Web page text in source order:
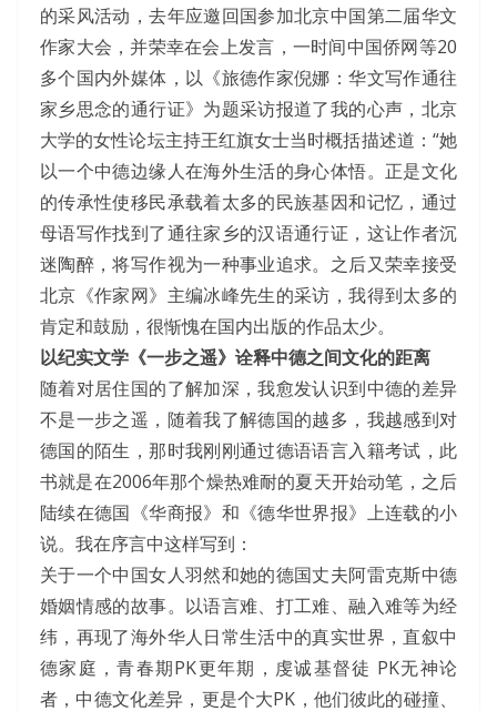
的采风活动，去年应邀回国参加北京中国第二届华文
作家大会，并荣幸在会上发言，一时间中国侨网等20
多个国内外媒体，以《旅德作家倪娜：华文写作通往
家乡思念的通行证》为题采访报道了我的心声，北京
大学的女性论坛主持王红旗女士当时概括描述道：“她
以一个中德边缘人在海外生活的身心体悟。正是文化
的传承性使移民承载着太多的民族基因和记忆，通过
母语写作找到了通往家乡的汉语通行证，这让作者沉
迷陶醉，将写作视为一种事业追求。之后又荣幸接受
北京《作家网》主编冰峰先生的采访，我得到太多的
肯定和鼓励，很惭愧在国内出版的作品太少。
以纪实文学《一步之遥》诠释中德之间文化的距离
随着对居住国的了解加深，我愈发认识到中德的差异
不是一步之遥，随着我了解德国的越多，我越感到对
德国的陌生，那时我刚刚通过德语语言入籍考试，此
书就是在2006年那个燥热难耐的夏天开始动笔，之后
陆续在德国《华商报》和《德华世界报》上连载的小
说。我在序言中这样写到：
关于一个中国女人羽然和她的德国丈夫阿雷克斯中德
婚姻情感的故事。以语言难、打工难、融入难等为经
纬，再现了海外华人日常生活中的真实世界，直叙中
德家庭，青春期PK更年期，虔诚基督徒 PK无神论
者，中德文化差异，更是个大PK，他们彼此的碰撞、